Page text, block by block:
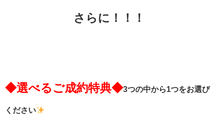
さらに！！！
◆選べるご成約特典◆3つの中から1つをお選び
ください